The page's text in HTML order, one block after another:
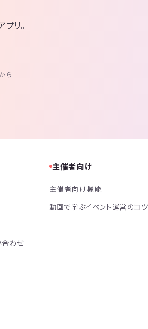
リ。
ら
合わせ
主催者向け
主催者向け機能
動画で学ぶイベント運営のコツ